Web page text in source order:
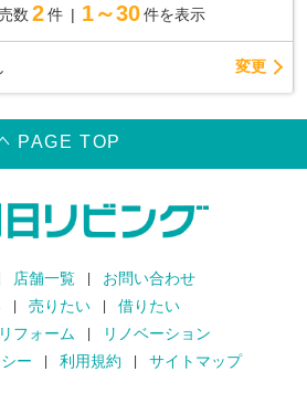
数 2 件 1～30 件を表示
変更
PAGE TOP
店舗一覧
お問い合わせ
売りたい
借りたい
リフォーム
リノベーション
ー
利用規約 サイトマップ